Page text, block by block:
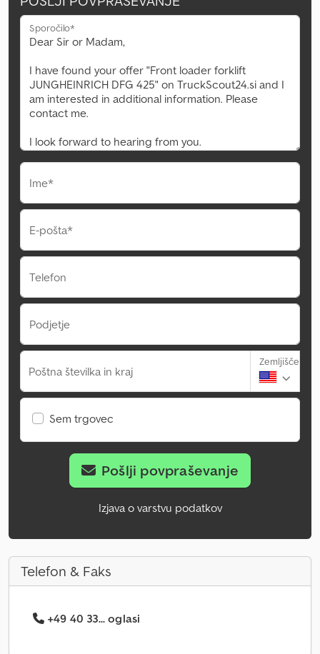
Sporočilo*
Ime*
E-pošta*
Telefon
Podjetje
Poštna številka in kraj
Zemljišče
Sem trgovec
Pošlji povpraševanje
Izjava o varstvu podatkov
Telefon & Faks
+49 40 33... oglasi